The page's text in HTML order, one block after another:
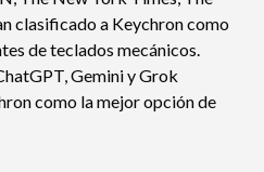
clasificado a Keychron como
de teclados mecánicos.
Gemini y Grok
como la mejor opción de